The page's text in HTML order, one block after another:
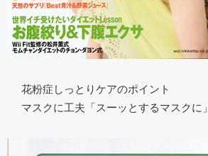
花粉症しっとりケアのポイント
マスクに工夫「スーッとするマスクに」